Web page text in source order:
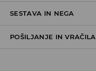
SESTAVA IN NEGA
Material I: 100% BOMBAŽ
POŠILJANJE IN VRAČILA